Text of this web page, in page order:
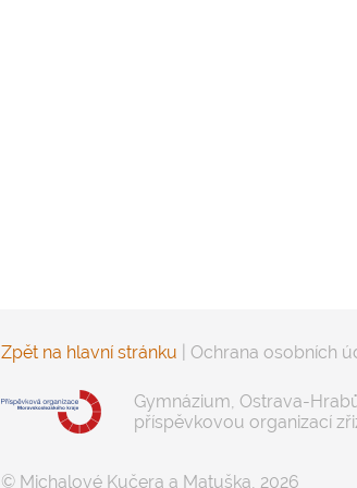
Zpět na hlavní stránku Ochrana osobních
Gymnázium, Ostrava-
příspěvkovou organizací
© Michalové Kučera a Matuška, 2026